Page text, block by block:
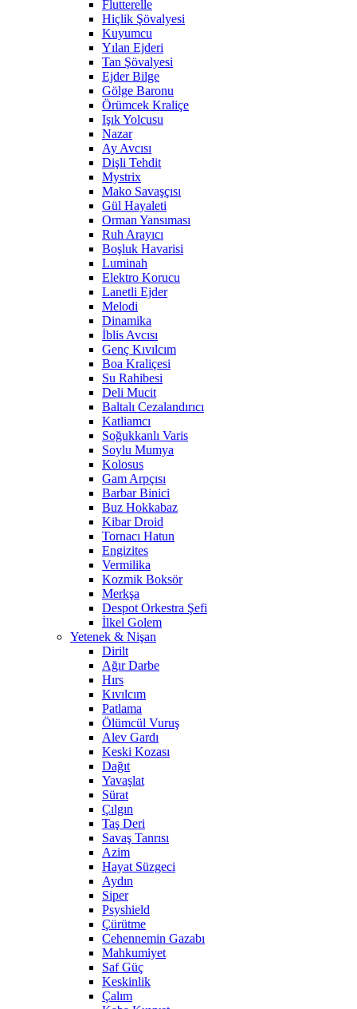
Flutterelle
Hiçlik Şövalyesi
Kuyumcu
Yılan Ejderi
Tan Şövalyesi
Ejder Bilge
Gölge Baronu
Örümcek Kraliçe
Işık Yolcusu
Nazar
Ay Avcısı
Dişli Tehdit
Mystrix
Mako Savaşçısı
Gül Hayaleti
Orman Yansıması
Ruh Arayıcı
Boşluk Havarisi
Luminah
Elektro Korucu
Lanetli Ejder
Melodi
Dinamika
İblis Avcısı
Genç Kıvılcım
Boa Kraliçesi
Su Rahibesi
Deli Mucit
Baltalı Cezalandırıcı
Katliamcı
Soğukkanlı Varis
Soylu Mumya
Kolosus
Gam Arpçısı
Barbar Binici
Buz Hokkabaz
Kibar Droid
Tornacı Hatun
Engizites
Vermilika
Kozmik Boksör
Merkşa
Despot Orkestra Şefi
İlkel Golem
Yetenek & Nişan
Dirilt
Ağır Darbe
Hırs
Kıvılcım
Patlama
Ölümcül Vuruş
Alev Gardı
Keski Kozası
Dağıt
Yavaşlat
Sürat
Çılgın
Taş Deri
Savaş Tanrısı
Azim
Hayat Süzgeci
Aydın
Siper
Psyshield
Çürütme
Cehennemin Gazabı
Mahkumiyet
Saf Güç
Keskinlik
Çalım